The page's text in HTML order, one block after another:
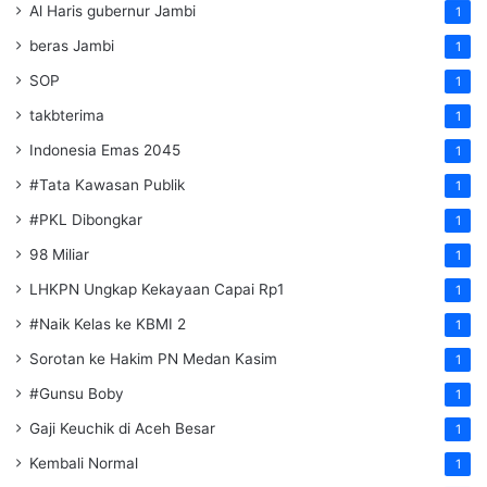
Al Haris gubernur Jambi 1
beras Jambi 1
SOP 1
takbterima 1
Indonesia Emas 2045 1
#Tata Kawasan Publik 1
#PKL Dibongkar 1
98 Miliar 1
LHKPN Ungkap Kekayaan Capai Rp1 1
#Naik Kelas ke KBMI 2 1
Sorotan ke Hakim PN Medan Kasim 1
#Gunsu Boby 1
Gaji Keuchik di Aceh Besar 1
Kembali Normal 1